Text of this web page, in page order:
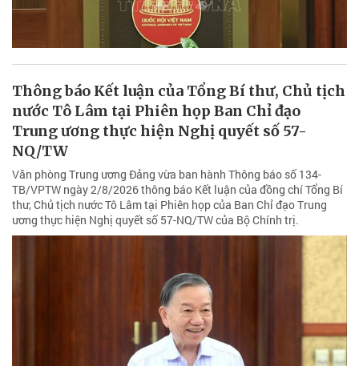
Thông báo Kết luận của Tổng Bí thư, Chủ tịch
nước Tô Lâm tại Phiên họp Ban Chỉ đạo
Trung ương thực hiện Nghị quyết số 57-
NQ/TW
Văn phòng Trung ương Đảng vừa ban hành Thông báo số 134-
TB/VPTW ngày 2/8/2026 thông báo Kết luận của đồng chí Tổng Bí
thư, Chủ tịch nước Tô Lâm tại Phiên họp của Ban Chỉ đạo Trung
ương thực hiện Nghị quyết số 57-NQ/TW của Bộ Chính trị.